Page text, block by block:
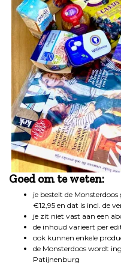
Goed om te weten:
je bestelt de
€12,95 en dat is incl. de
je zit niet vast aan een
de inhoud varieert per
ook kunnen enkele
de Monsterdoos wordt
Patijnenburg